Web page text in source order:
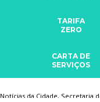
TARIFA
ZERO
CARTA DE
SERVIÇOS
Notícias da Cidade, Secretaria